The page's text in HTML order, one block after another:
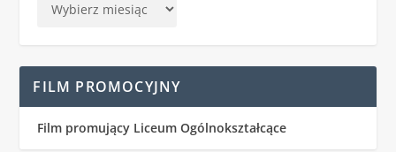
FILM PROMOCYJNY
Film promujący Liceum Ogólnokształcące